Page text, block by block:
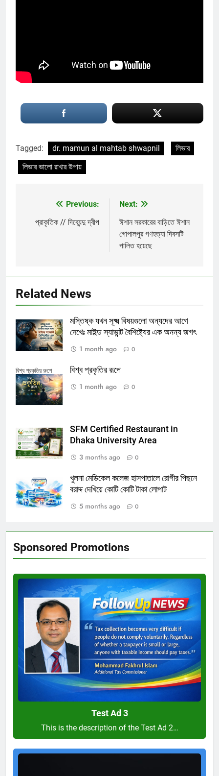
Tagged: dr. mamun al mahtab shwapnil
লিভার
লিভার ভালো রাখার উপায়
navigation
Previous:
প্রাকৃতিক // দিব্যেন্দু দ্বীপ
Next:
ঈশান সরকারের বাড়িতে ঈশান
গোপালপুর গণহত্যা দিবসটি
পালিত হয়েছে
Related News
মস্তিষ্ক যখন সূক্ষ্ম বিষয়গুলো অন্যদের আগে
দেখেঃ মাইল্ড স্যাভান্ট বৈশিষ্ট্যের এক অনন্য জগৎ
1 month ago
0
বিশ্ব প্রকৃতির রুপে
বিশ্ব প্রকৃতির রূপে
1 month ago
0
SFM Certified Restaurant in
Dhaka University Area
3 months ago
0
খুলনা মেডিকেল কলেজ হাসপাতালে রোগীর পিছনে
বরাদ্দ দেখিয়ে কোটি কোটি টাকা লোপাট
5 months ago
0
Sponsored Promotions
Test
Ad
3
Test Ad 3
This is the description of the Test Ad 2…